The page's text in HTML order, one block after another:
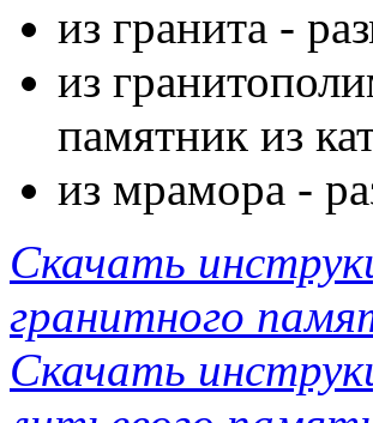
из гранита -
из
памятник из
из мрамора -
Скачать
гранитного
Скачать